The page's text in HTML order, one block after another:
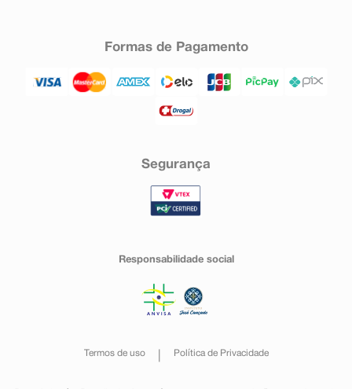
Formas de Pagamento
Segurança
Responsabilidade social
Termos de uso Política de Privacidade